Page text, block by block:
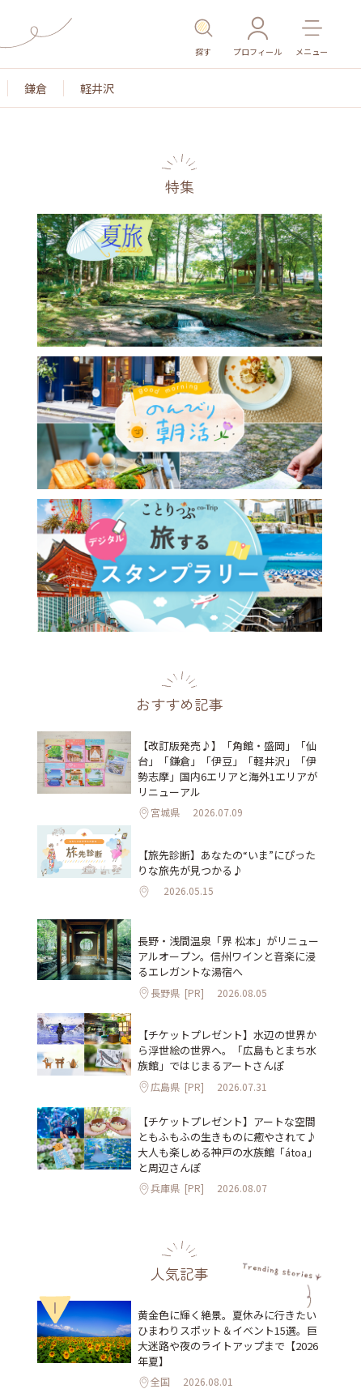
探す プロフィール メニュー
鎌倉 軽井沢
名所・旧跡 温泉・スパ その他施設 ごはん
特集
おすすめ記事
【改訂版発売♪】「角館・盛岡」「仙
台」「鎌倉」「伊豆」「軽井沢」「伊
勢志摩」国内6エリアと海外1エリアが
リニューアル
宮城県 2026.07.09
【旅先診断】あなたの“いま”にぴった
りな旅先が見つかる♪
2026.05.15
長野・浅間温泉「界 松本」がリニュー
アルオープン。信州ワインと音楽に浸
るエレガントな湯宿へ
長野県 [PR] 2026.08.05
【チケットプレゼント】水辺の世界か
ら浮世絵の世界へ。「広島もとまち水
族館」ではじまるアートさんぽ
広島県 [PR] 2026.07.31
【チケットプレゼント】アートな空間
ともふもふの生きものに癒やされて♪
大人も楽しめる神戸の水族館「átoa」
と周辺さんぽ
兵庫県 [PR] 2026.08.07
人気記事
1
黄金色に輝く絶景。夏休みに行きたい
ひまわりスポット＆イベント15選。巨
大迷路や夜のライトアップまで【2026
年夏】
全国 2026.08.01